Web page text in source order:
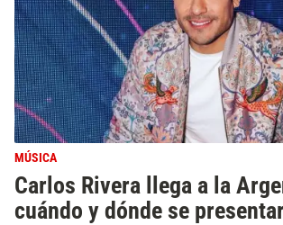
MÚSICA
Carlos Rivera llega a la
cuándo y dónde se